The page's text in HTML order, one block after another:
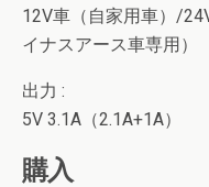
12V車（自家用車）/
イナスアース車専用）
出力 :
5V 3.1A（2.1A+1A）
購入